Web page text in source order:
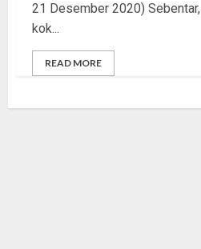
21 Desember 2020) Sebentar,
kok...
READ MORE